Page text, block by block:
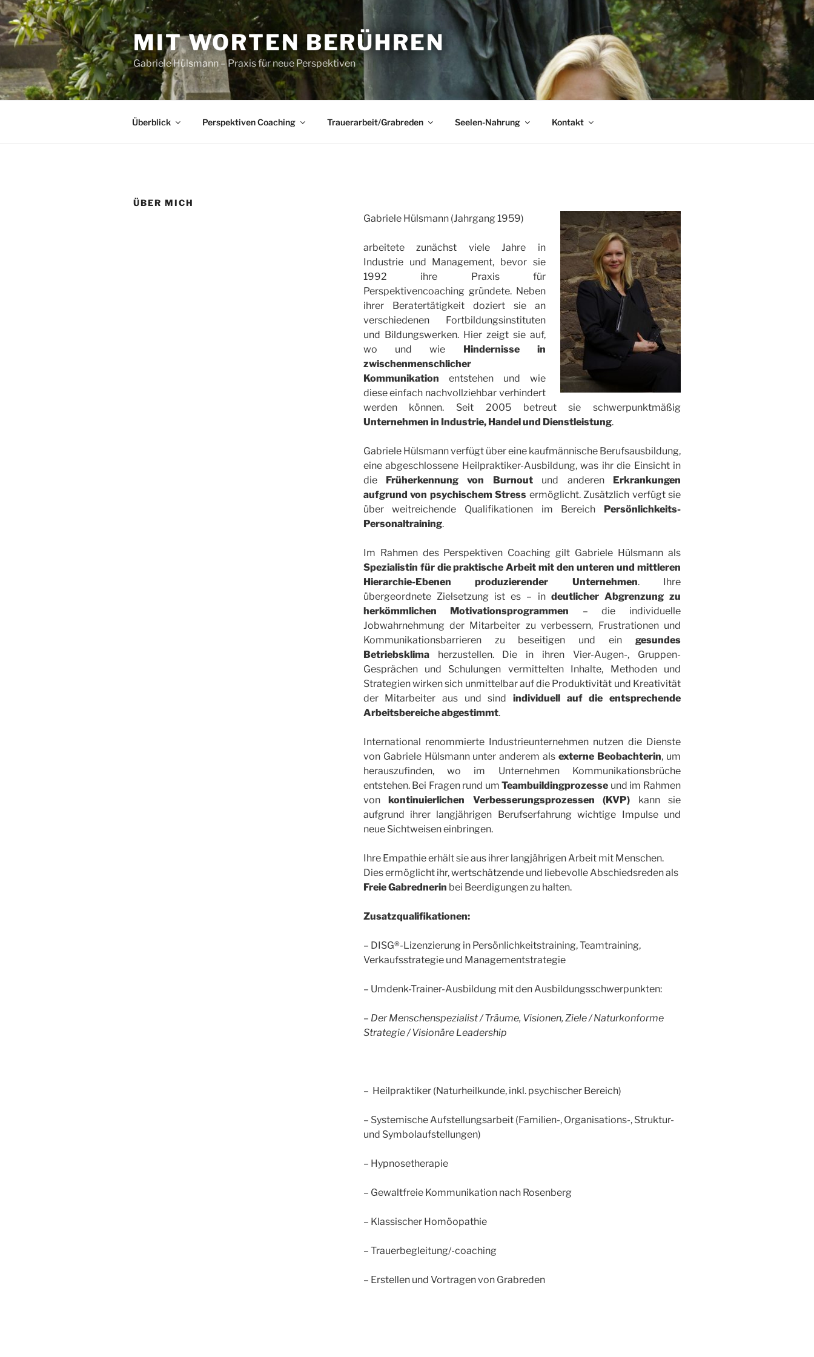
Zum
Inhalt
springen
MIT WORTEN BERÜHREN
Gabriele Hülsmann – Praxis für neue Perspektiven
Überblick Perspektiven Coaching Trauerarbeit/Grabreden Seelen-Nahrung Kontakt
ÜBER MICH
Gabriele Hülsmann (Jahrgang 1959)
arbeitete zunächst viele Jahre in
Industrie und Management, bevor sie
1992 ihre Praxis für
Perspektivencoaching gründete. Neben
ihrer Beratertätigkeit doziert sie an
verschiedenen Fortbildungsinstituten
und Bildungswerken. Hier zeigt sie auf,
wo und wie Hindernisse in
zwischenmenschlicher
Kommunikation entstehen und wie
diese einfach nachvollziehbar verhindert
werden können. Seit 2005 betreut sie schwerpunktmäßig
Unternehmen in Industrie, Handel und Dienstleistung.
Gabriele Hülsmann verfügt über eine kaufmännische Berufsausbildung,
eine abgeschlossene Heilpraktiker-Ausbildung, was ihr die Einsicht in
die Früherkennung von Burnoutund anderen Erkrankungen
aufgrund von psychischem Stress ermöglicht. Zusätzlich verfügt sie
über weitreichende Qualifikationen im Bereich Persönlichkeits-
Personaltraining.
Im Rahmen des Perspektiven Coaching gilt Gabriele Hülsmann als
Spezialistin für die praktische Arbeit mit den unteren und mittleren
Hierarchie-Ebenen produzierender Unternehmen. Ihre
übergeordnete Zielsetzung ist es – in deutlicher Abgrenzung zu
herkömmlichen Motivationsprogrammen – die individuelle
Jobwahrnehmung der Mitarbeiter zu verbessern, Frustrationen und
Kommunikationsbarrieren zu beseitigen und ein gesundes
Betriebsklimaherzustellen. Die in ihren Vier-Augen-, Gruppen-
Gesprächen und Schulungen vermittelten Inhalte, Methoden und
Strategien wirken sich unmittelbar auf die Produktivität und Kreativität
der Mitarbeiter aus und sindindividuell auf die entsprechende
Arbeitsbereiche abgestimmt.
International renommierte Industrieunternehmen nutzen die Dienste
von Gabriele Hülsmann unter anderem alsexterne Beobachterin, um
herauszufinden, wo im Unternehmen Kommunikationsbrüche
entstehen. Bei Fragen rund umTeambuildingprozesse und im Rahmen
vonkontinuierlichen Verbesserungsprozessen (KVP) kann sie
aufgrund ihrer langjährigen Berufserfahrung wichtige Impulse und
neue Sichtweisen einbringen.
Ihre Empathie erhält sie aus ihrer langjährigen Arbeit mit Menschen.
Dies ermöglicht ihr, wertschätzende und liebevolle Abschiedsreden als
Freie Gabrednerin bei Beerdigungen zu halten.
Zusatzqualifikationen:
– DISG®-Lizenzierung in Persönlichkeitstraining, Teamtraining,
Verkaufsstrategie und Managementstrategie
– Umdenk-Trainer-Ausbildung mit den Ausbildungsschwerpunkten:
– Der Menschenspezialist /Träume, Visionen, Ziele /Naturkonforme
Strategie /Visionäre Leadership
– Heilpraktiker (Naturheilkunde, inkl. psychischer Bereich)
– Systemische Aufstellungsarbeit (Familien-, Organisations-, Struktur-
und Symbolaufstellungen)
– Hypnosetherapie
– Gewaltfreie Kommunikation nach Rosenberg
– Klassischer Homöopathie
– Trauerbegleitung/-coaching
– Erstellen und Vortragen von Grabreden